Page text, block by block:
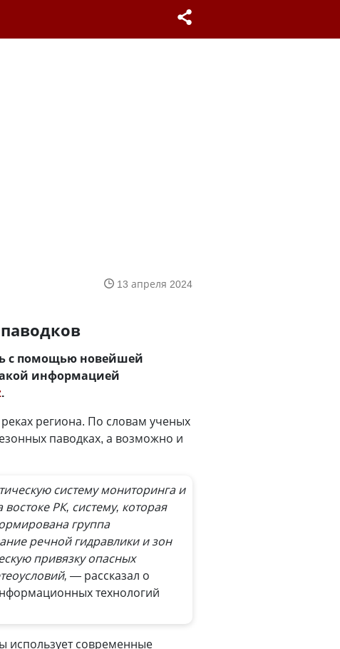
13 апреля 2024
с помощью новейшей
информацией
.
региона. По словам ученых
паводках, а возможно и
систему мониторинга и
РК, систему, которая
группа
речной гидравлики и зон
привязку опасных
— рассказал о
технологий
использует современные